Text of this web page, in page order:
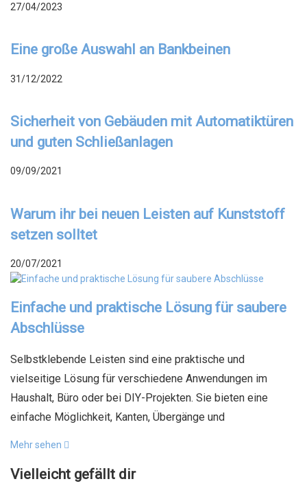
27/04/2023
Eine große Auswahl an Bankbeinen
31/12/2022
Sicherheit von Gebäuden mit Automatiktüren
und guten Schließanlagen
09/09/2021
Warum ihr bei neuen Leisten auf Kunststoff
setzen solltet
20/07/2021
Einfache und praktische Lösung für saubere
Abschlüsse
Selbstklebende Leisten sind eine praktische und
vielseitige Lösung für verschiedene Anwendungen im
Haushalt, Büro oder bei DIY-Projekten. Sie bieten eine
einfache Möglichkeit, Kanten, Übergänge und
Mehr sehen
Vielleicht gefällt dir